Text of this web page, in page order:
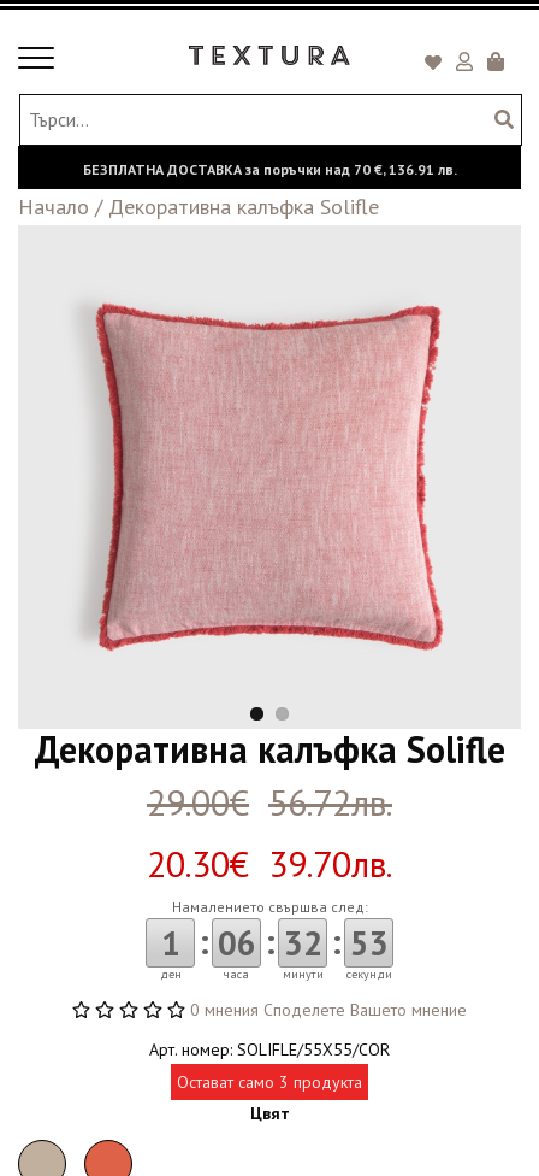
Toggle
БЕЗПЛАТНА ДОСТАВКА за поръчки над 70 €,136.91 лв.
Начало / Декоративна калъфка Solifle
Декоративна калъфка Solifle
29.00€ 56.72лв.
20.30€ 39.70лв.
Намалението свършва след:
1
ден
: 06
часа
: 32
минути
: 53
секунди
0 мнения Споделете Вашето мнение
Арт. номер: SOLIFLE/55X55/COR
Остават само 3 продукта
Цвят